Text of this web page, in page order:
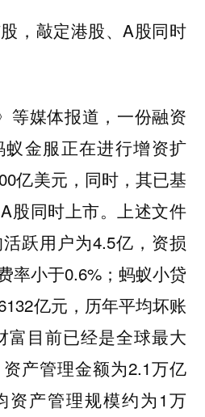
，敲定港股、A股同时
等媒体报道，一份融资
金服正在进行增资扩
亿美元，同时，其已基
股同时上市。上述文件
跃用户为4.5亿，资损
率小于0.6%；蚂蚁小贷
亿元，历年平均坏账
富目前已经是全球最大
产管理金额为2.1万亿
资产管理规模约为1万